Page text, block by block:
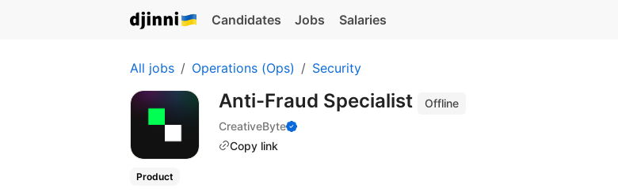
Candidates Jobs Salaries
All jobs Operations (Ops) Security
Anti-Fraud Specialist
Offline
CreativeByte
Copy link
Product